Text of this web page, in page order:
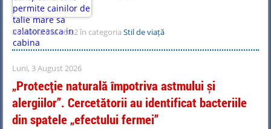
Postat la ora 06:02 în categoria Stil de viață
Luni, 3 August 2026
„Protecție naturală împotriva astmului și
alergiilor”. Cercetătorii au identificat bacteriile
din spatele „efectului fermei”